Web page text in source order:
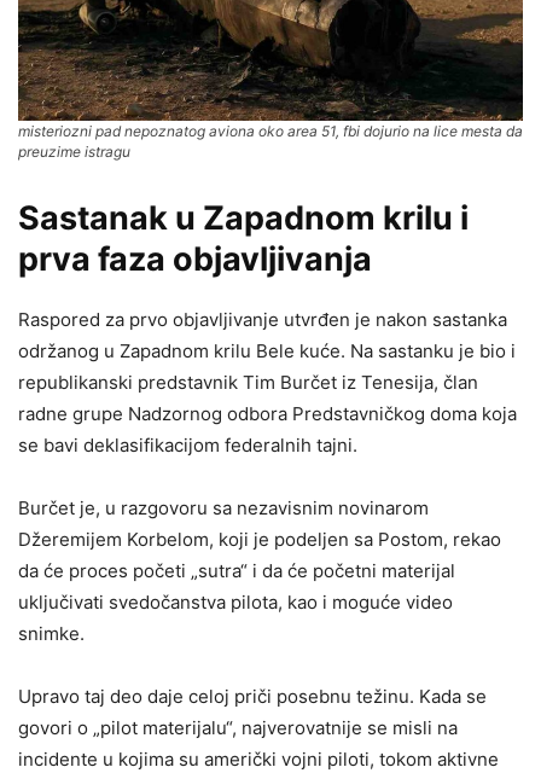
misteriozni pad nepoznatog aviona oko area 51, fbi dojurio na lice mesta da
preuzime istragu
Sastanak u Zapadnom krilu i
prva faza objavljivanja
Raspored za prvo objavljivanje utvrđen je nakon sastanka
održanog u Zapadnom krilu Bele kuće. Na sastanku je bio i
republikanski predstavnik Tim Burčet iz Tenesija, član
radne grupe Nadzornog odbora Predstavničkog doma koja
se bavi deklasifikacijom federalnih tajni.
Burčet je, u razgovoru sa nezavisnim novinarom
Džeremijem Korbelom, koji je podeljen sa Postom, rekao
da će proces početi „sutra“ i da će početni materijal
uključivati svedočanstva pilota, kao i moguće video
snimke.
Upravo taj deo daje celoj priči posebnu težinu. Kada se
govori o „pilot materijalu“, najverovatnije se misli na
incidente u kojima su američki vojni piloti, tokom aktivne